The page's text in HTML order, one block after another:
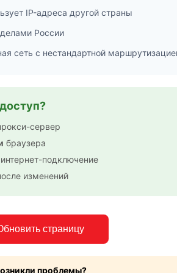
IP-адреса другой страны
России
сеть с нестандартной
сервер
браузера
интернет-подключение
изменений
страницу
проблемы?